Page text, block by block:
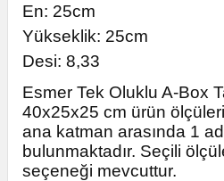
En: 25cm
Yükseklik: 25cm
Desi: 8,33
Esmer Tek Oluklu A-Box
40x25x25 cm ürün
ana katman arasında 1
bulunmaktadır. Seçili
seçeneği mevcuttur.